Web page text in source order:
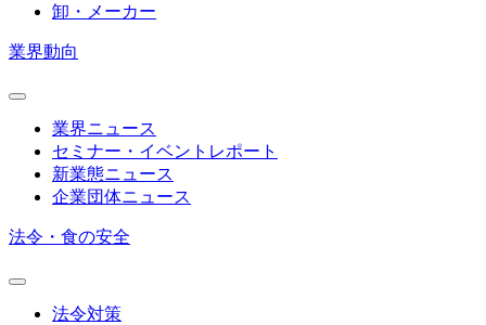
卸・メーカー
業界動向
業界ニュース
セミナー・イベントレポート
新業態ニュース
企業団体ニュース
法令・食の安全
法令対策